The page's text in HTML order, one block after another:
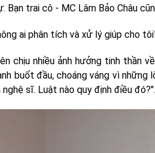
Bạn trai cô - MC Lâm Bảo Châu
ai phân tích và xử lý giúp cho
chịu nhiều ảnh hưởng tinh thần
buốt đầu, choáng váng vì
sĩ. Luật nào quy định điều đó?".